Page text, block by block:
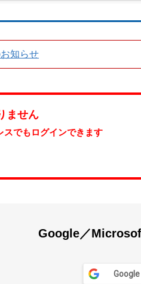
知らせ
ません
スでもログインできます
Google／